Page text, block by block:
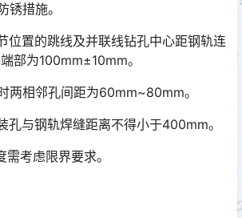
锈措施。
位置的跳线及并联线钻孔中心距钢轨连
部为100mm±10mm。
两相邻孔间距为60mm~80mm。
孔与钢轨焊缝距离不得小于400mm。
考虑限界要求。